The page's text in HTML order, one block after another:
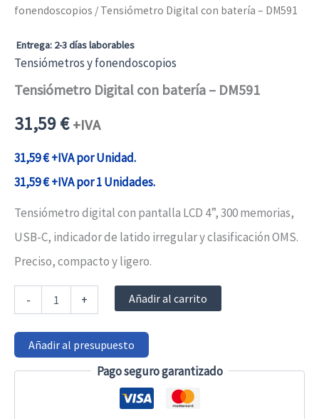
fonendoscopios / Tensiómetro Digital con batería – DM591
Entrega: 2-3 días laborables
Tensiómetros y fonendoscopios
Tensiómetro Digital con batería – DM591
31,59€ +IVA
31,59€+IVA por Unidad.
31,59€+IVA por 1 Unidades.
Tensiómetro digital con pantalla LCD 4”, 300 memorias,
USB-C, indicador de latido irregular y clasificación OMS.
Preciso, compacto y ligero.
-
Digital
batería
+ Añadir al carrito
Añadir al presupuesto
Pago seguro garantizado